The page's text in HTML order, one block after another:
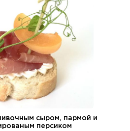
сыром, пармой и
персиком